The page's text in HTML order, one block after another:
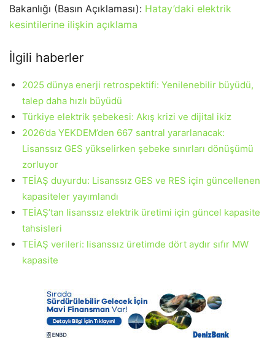
Bakanlığı (Basın Açıklaması): Hatay’daki elektrik
kesintilerine ilişkin açıklama
İlgili haberler
2025 dünya enerji retrospektifi: Yenilenebilir büyüdü,
talep daha hızlı büyüdü
Türkiye elektrik şebekesi: Akış krizi ve dijital ikiz
2026’da YEKDEM’den 667 santral yararlanacak:
Lisanssız GES yükselirken şebeke sınırları dönüşümü
zorluyor
TEİAŞ duyurdu: Lisanssız GES ve RES için güncellenen
kapasiteler yayımlandı
TEİAŞ’tan lisanssız elektrik üretimi için güncel kapasite
tahsisleri
TEİAŞ verileri: lisanssız üretimde dört aydır sıfır MW
kapasite